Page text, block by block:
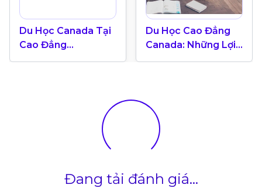
Du Học Canada Tại
Cao Đẳng
Du Học Cao Đẳng
Canada: Những Lợi
Đang tải đánh giá...